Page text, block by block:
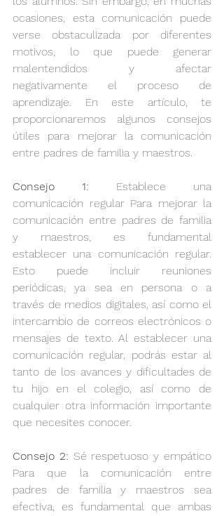
ocasiones, esta comunicación puede
verse obstaculizada por diferentes
motivos, lo que puede generar
malentendidos y afectar
negativamente el proceso de
aprendizaje. En este artículo, te
proporcionaremos algunos consejos
útiles para mejorar la comunicación
entre padres de familia y maestros.
Consejo 1: Establece una
comunicación regular Para mejorar la
comunicación entre padres de familia
y maestros, es fundamental
establecer una comunicación regular.
Esto puede incluir reuniones
periódicas, ya sea en persona o a
través de medios digitales, así como el
intercambio de correos electrónicos o
mensajes de texto. Al establecer una
comunicación regular, podrás estar al
tanto de los avances y dificultades de
tu hijo en el colegio, así como de
cualquier otra información importante
que necesites conocer.
Consejo 2: Sé respetuoso y empático
Para que la comunicación entre
padres de familia y maestros sea
efectiva, es fundamental que ambas